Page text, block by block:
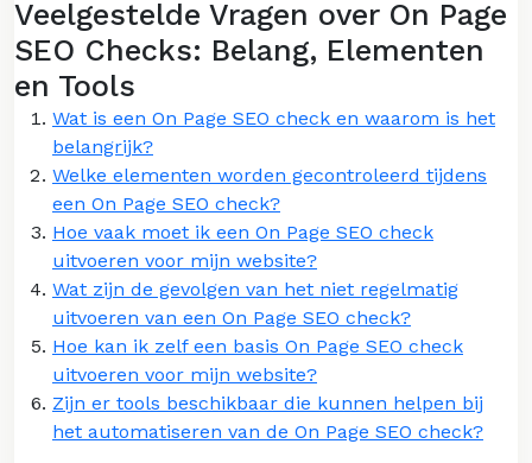
Veelgestelde Vragen over On Page
SEO Checks: Belang, Elementen
en Tools
Wat is een On Page SEO check en waarom is het
belangrijk?
Welke elementen worden gecontroleerd tijdens
een On Page SEO check?
Hoe vaak moet ik een On Page SEO check
uitvoeren voor mijn website?
Wat zijn de gevolgen van het niet regelmatig
uitvoeren van een On Page SEO check?
Hoe kan ik zelf een basis On Page SEO check
uitvoeren voor mijn website?
Zijn er tools beschikbaar die kunnen helpen bij
het automatiseren van de On Page SEO check?